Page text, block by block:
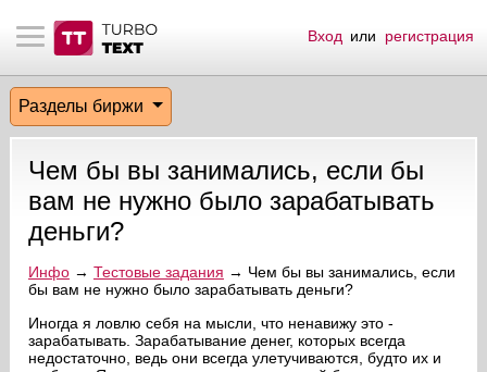
материалы
биржи
эфир
на сайте
пользователей
сообщения
по форуму
Вход или регистрация
Разделы биржи
Чем бы вы занимались, если бы
вам не нужно было зарабатывать
деньги?
Инфо→ Тестовые задания → Чем бы вы занимались, если
бы вам не нужно было зарабатывать деньги?
Иногда я ловлю себя на мысли, что ненавижу это -
зарабатывать. Зарабатывание денег, которых всегда
недостаточно, ведь они всегда улетучиваются, будто их и